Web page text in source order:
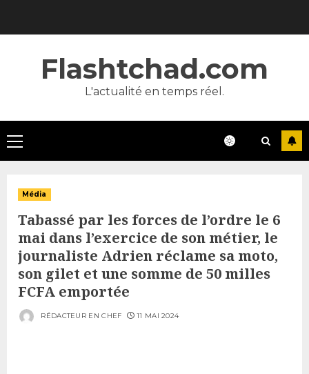
Flashtchad.com
L'actualité en temps réel.
Primary
Menu
Média
Tabassé par les forces de l’ordre le 6
mai dans l’exercice de son métier, le
journaliste Adrien réclame sa moto,
son gilet et une somme de 50 milles
FCFA emportée
RÉDACTEUR EN CHEF 11 MAI 2024